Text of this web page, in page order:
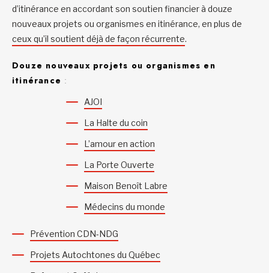
d’itinérance en accordant son soutien financier à douze
nouveaux projets ou organismes en itinérance, en plus de
ceux qu’il soutient déjà de façon récurrente.
Douze nouveaux projets ou organismes en
itinérance :
AJOI
La Halte du coin
L’amour en action
La Porte Ouverte
Maison Benoît Labre
Médecins du monde
Prévention CDN-NDG
Projets Autochtones du Québec